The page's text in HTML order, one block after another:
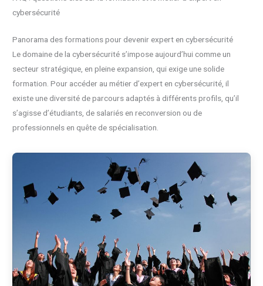
cybersécurité
Panorama des formations pour devenir expert en cybersécurité
Le domaine de la cybersécurité s’impose aujourd’hui comme un
secteur stratégique, en pleine expansion, qui exige une solide
formation. Pour accéder au métier d’expert en cybersécurité, il
existe une diversité de parcours adaptés à différents profils, qu’il
s’agisse d’étudiants, de salariés en reconversion ou de
professionnels en quête de spécialisation.